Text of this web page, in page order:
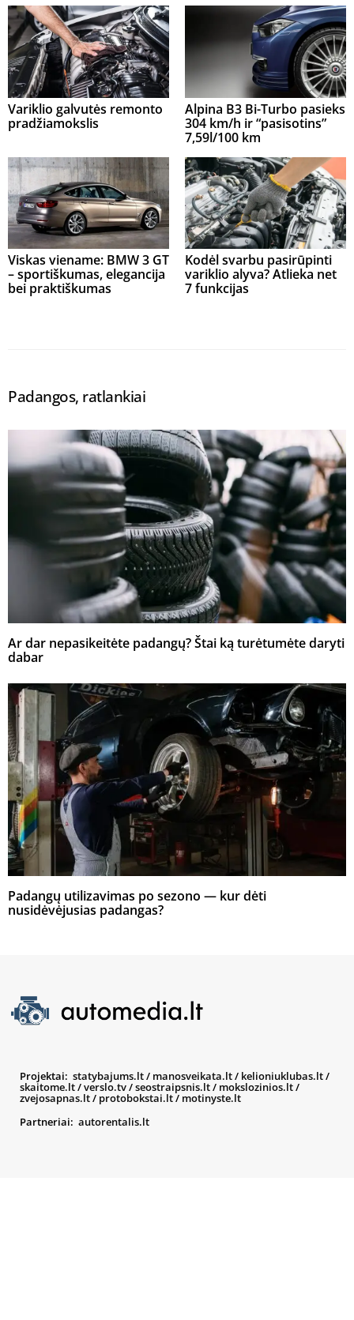
Variklio galvutės remonto
pradžiamokslis
Alpina B3 Bi-Turbo pasieks
304 km/h ir “pasisotins”
7,59l/100 km
Viskas viename: BMW 3 GT
– sportiškumas, elegancija
bei praktiškumas
Kodėl svarbu pasirūpinti
variklio alyva? Atlieka net
7 funkcijas
Padangos, ratlankiai
Ar dar nepasikeitėte padangų? Štai ką turėtumėte daryti
dabar
Padangų utilizavimas po sezono — kur dėti
nusidėvėjusias padangas?
Projektai: statybajums.lt/ manosveikata.lt/ kelioniuklubas.lt/
skaitome.lt/verslo.tv/seostraipsnis.lt/ mokslozinios.lt/
zvejosapnas.lt/ protobokstai.lt/ motinyste.lt
Partneriai: autorentalis.lt